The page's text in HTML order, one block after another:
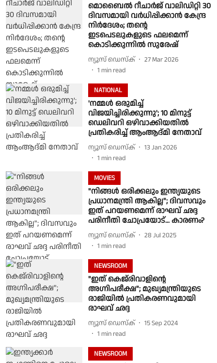
മൊബൈൽ റീചാർജ് വാലിഡിറ്റി 30
ദിവസമായി വർധിപ്പിക്കാൻ കേന്ദ്ര
നിർദേശം; തൻ്റെ
ഇടപെടലുകളുടെ ഫലമെന്ന്
കൊടിക്കുന്നിൽ സുരേഷ്
ന്യൂസ് ഡെസ്ക്
27 Mar 2026
1 min read
NATIONAL
'നമ്മള്‍ ഒരുമിച്ച്
വിജയിച്ചിരിക്കുന്നു'; 10 മിനുട്ട്
ഡെലിവറി ഒഴിവാക്കിയതില്‍
പ്രതികരിച്ച് ആംആദ്മി നേതാവ്
ന്യൂസ് ഡെസ്ക്
13 Jan 2026
1 min read
MOVIES
"നിങ്ങള്‍ ഒരിക്കലും ഇന്ത്യയുടെ
പ്രധാനമന്ത്രി ആകില്ല"; ദിവസവും
ഇത് പറയണമെന്ന് രാഘവ് ഛദ്ദ
പരിനീതി ചോപ്രയോട്... കാരണം?
ന്യൂസ് ഡെസ്ക്
28 Jul 2025
1 min read
NEWSROOM
"ഇത് കെജ്‌രിവാളിൻ്റെ
അഗ്നിപരീക്ഷ"; മുഖ്യമന്ത്രിയുടെ
രാജിയിൽ പ്രതികരണവുമായി
രാഘവ് ഛദ്ദ
ന്യൂസ് ഡെസ്ക്
15 Sep 2024
1 min read
NEWSROOM